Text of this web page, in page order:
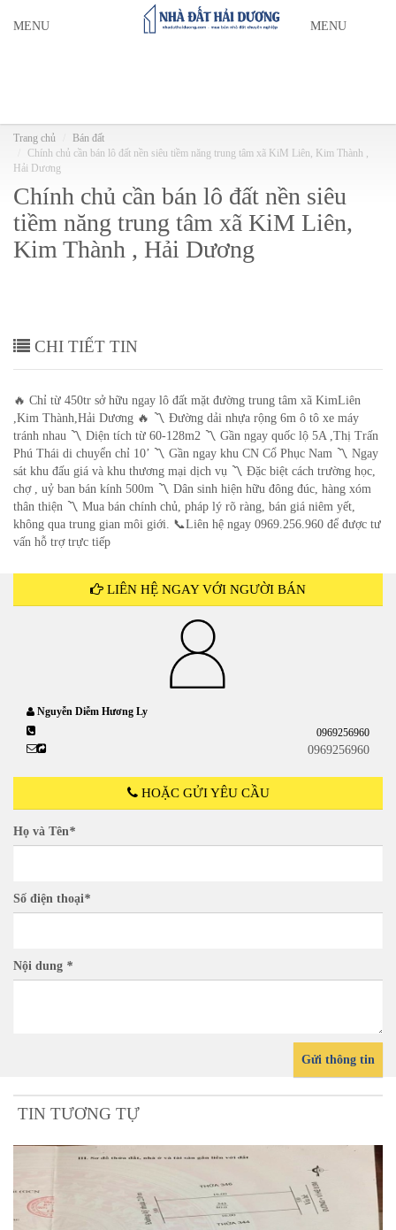
MENU MENU
Trang chủ
Bán đất
Chính chủ cần bán lô đất nền siêu tiềm năng trung tâm xã KiM Liên, Kim Thành ,
Hải Dương
Chính chủ cần bán lô đất nền siêu
tiềm năng trung tâm xã KiM Liên,
Kim Thành , Hải Dương
CHI TIẾT TIN
🔥 Chỉ từ 450tr sở hữu ngay lô đất mặt đường trung tâm xã KimLiên
,Kim Thành,Hải Dương 🔥 〽 Đường dải nhựa rộng 6m ô tô xe máy
tránh nhau 〽️ Diện tích từ 60-128m2 〽 Gần ngay quốc lộ 5A ,Thị Trấn
Phú Thái di chuyển chỉ 10’ 〽 Gần ngay khu CN Cổ Phục Nam 〽 Ngay
sát khu đấu giá và khu thương mại dịch vụ 〽 Đặc biệt cách trường học,
chợ , uỷ ban bán kính 500m 〽 Dân sinh hiện hữu đông đúc, hàng xóm
thân thiện 〽 Mua bán chính chủ, pháp lý rõ ràng, bán giá niêm yết,
không qua trung gian môi giới. 📞Liên hệ ngay 0969.256.960 để được tư
vấn hỗ trợ trực tiếp
LIÊN HỆ NGAY VỚI NGƯỜI BÁN
Nguyễn Diễm Hương Ly
0969256960
0969256960
HOẶC GỬI YÊU CẦU
Họ và Tên*
Số điện thoại*
Nội dung *
Gửi thông tin
TIN TƯƠNG TỰ